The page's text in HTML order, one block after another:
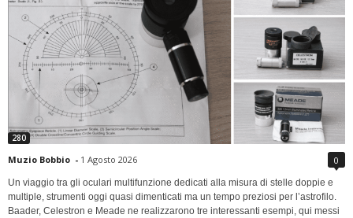
280
Muzio Bobbio - 1 Agosto 2026 0
Un viaggio tra gli oculari multifunzione dedicati alla misura di stelle doppie e
multiple, strumenti oggi quasi dimenticati ma un tempo preziosi per l’astrofilo.
Baader, Celestron e Meade ne realizzarono tre interessanti esempi, qui messi